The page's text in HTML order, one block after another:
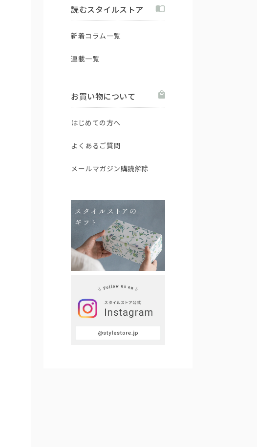
読むスタイルストア
新着コラム一覧
連載一覧
お買い物について
はじめての方へ
よくあるご質問
メールマガジン購読解除